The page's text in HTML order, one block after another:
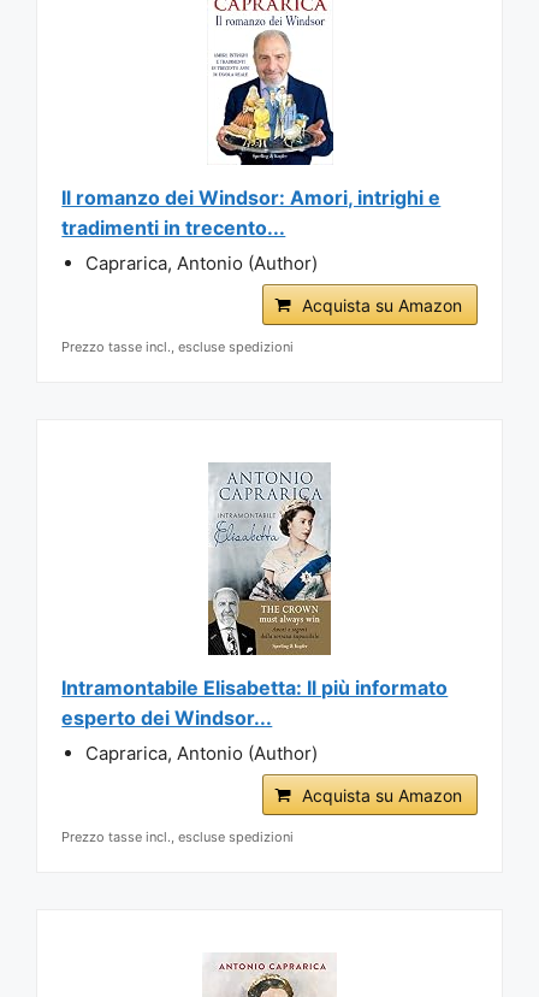
Il romanzo dei Windsor: Amori, intrighi e
tradimenti in trecento...
Caprarica, Antonio (Author)
Acquista su Amazon
Prezzo tasse incl., escluse spedizioni
Intramontabile Elisabetta: Il più informato
esperto dei Windsor...
Caprarica, Antonio (Author)
Acquista su Amazon
Prezzo tasse incl., escluse spedizioni